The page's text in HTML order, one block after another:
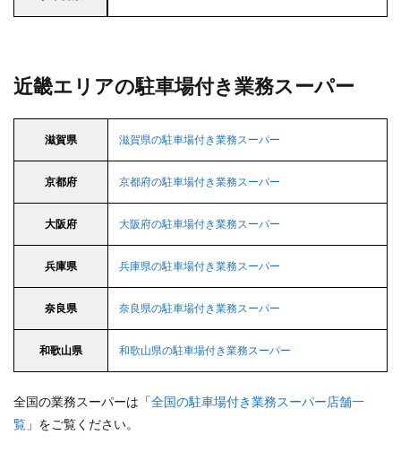
近畿エリアの駐車場付き業務スーパー
滋賀県 滋賀県の駐車場付き業務スーパー
京都府 京都府の駐車場付き業務スーパー
大阪府 大阪府の駐車場付き業務スーパー
兵庫県 兵庫県の駐車場付き業務スーパー
奈良県 奈良県の駐車場付き業務スーパー
和歌山県 和歌山県の駐車場付き業務スーパー
全国の業務スーパーは「全国の駐車場付き業務スーパー店舗一
覧 」をご覧ください。